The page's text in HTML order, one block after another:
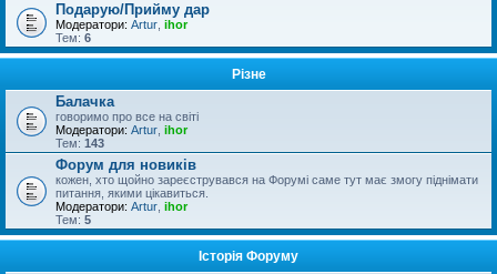
Подарую/Прийму дар
Модератори: Artur ihor
Тем: 6
Різне
Балачка
говоримо про все на світі
Модератори: Artur ihor
Тем: 143
Форум для новиків
кожен, хто щойно зареєструвався на Форумі саме тут має змогу піднімати
питання, якими цікавиться.
Модератори: Artur ihor
Тем: 5
Історія Форуму